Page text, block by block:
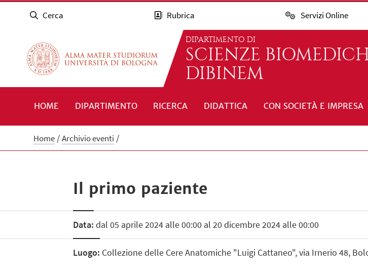
Cerca Rubrica Servizi Online
DIPARTIMENTO DI
SCIENZE
DIBINEM
HOME DIPARTIMENTO RICERCA DIDATTICA CON SOCIETÀ E IMPRESA
Home Archivio eventi
Il primo paziente
Data: dal 05 aprile 2024 alle 00:00 al 20 dicembre 2024 alle 00:00
Luogo: Collezione delle Cere Anatomiche "Luigi Cattaneo", via Irnerio 48,